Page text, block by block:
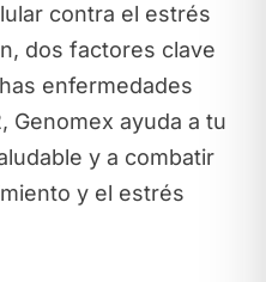
contra el estrés
dos factores clave
enfermedades
Genomex ayuda a tu
y a combatir
y el estrés